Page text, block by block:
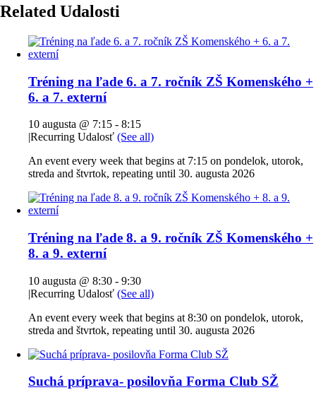
Related Udalosti
Tréning na ľade 6. a 7. ročník ZŠ Komenského +
6. a 7. externí
10 augusta @ 7:15 - 8:15
|Recurring Udalosť (See all)
An event every week that begins at 7:15 on pondelok, utorok,
streda and štvrtok, repeating until 30. augusta 2026
Tréning na ľade 8. a 9. ročník ZŠ Komenského +
8. a 9. externí
10 augusta @ 8:30 - 9:30
|Recurring Udalosť (See all)
An event every week that begins at 8:30 on pondelok, utorok,
streda and štvrtok, repeating until 30. augusta 2026
Suchá príprava- posilovňa Forma Club SŽ